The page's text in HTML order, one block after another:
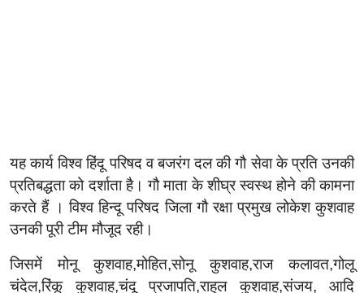
यह कार्य विश्व हिंदू परिषद व बजरंग दल की गौ सेवा के प्रति उनकी
प्रतिबद्धता को दर्शाता है। गौ माता के शीघ्र स्वस्थ होने की कामना
करते हैं । विश्व हिन्दू परिषद जिला गौ रक्षा प्रमुख लोकेश कुशवाह
उनकी पूरी टीम मौजूद रही।
जिसमें मोनू कुशवाह,मोहित,सोनू कुशवाह,राज कलावत,गोलू
चंदेल,रिंकू कुशवाह,चंदू प्रजापति,राहुल कुशवाह,संजय, आदि